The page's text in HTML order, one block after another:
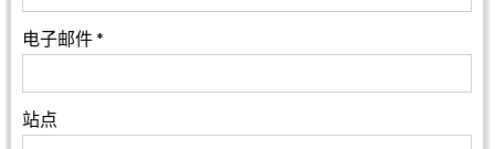
电子邮件*
站点